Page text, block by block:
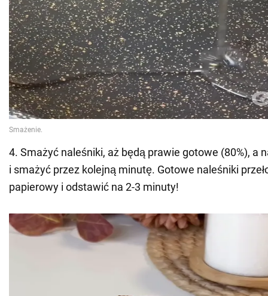
4. Smażyć naleśniki, aż będą prawie gotowe (80%), a
i smażyć przez kolejną minutę. Gotowe naleśniki
papierowy i odstawić na 2-3 minuty!